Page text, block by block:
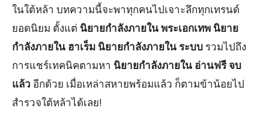
ในใต้หล้า บทความนี้จะพาทุกคนไปเจาะลึกทุกเทรนด์
ยอดนิยม ตั้งแต่ นิยายกำลังภายใน พระเอกเทพ นิยาย
กำลังภายใน ฮาเร็ม นิยายกำลังภายใน ระบบ รวมไปถึง
การแชร์เทคนิคตามหา นิยายกำลังภายใน อ่านฟรี จบ
แล้ว อีกด้วย เมื่อเหล่าสหายพร้อมแล้ว ก็ตามข้าน้อยไป
สำรวจใต้หล้าได้เลย!